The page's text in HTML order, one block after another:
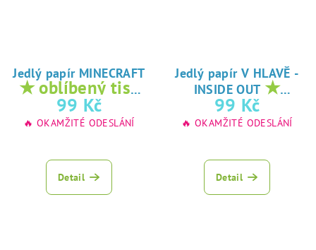
Jedlý papír MINECRAFT
★ oblíbený tisk
na jedlý papír
99 Kč
🔥 OKAMŽITÉ ODESLÁNÍ
Detail
Jedlý papír V HLAVĚ -
INSIDE OUT ★
oblíbený tisk na
jedlý papír
99 Kč
🔥 OKAMŽITÉ ODESLÁNÍ
Detail